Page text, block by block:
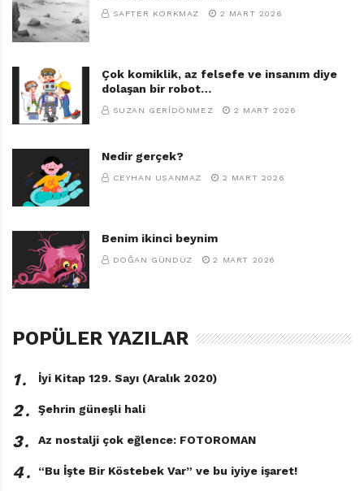
SAFTER KORKMAZ 2 MART 2026
Çok komiklik, az felsefe ve insanım diye
dolaşan bir robot…
SUZAN GERIDÖNMEZ 2 MART 2026
Nedir gerçek?
CEYHAN USANMAZ 2 MART 2026
Benim ikinci beynim
DOĞAN GÜNDÜZ 2 MART 2026
POPÜLER YAZILAR
1․ İyi Kitap 129. Sayı (Aralık 2020)
2․ Şehrin güneşli hali
3․ Az nostalji çok eğlence: FOTOROMAN
4․ “Bu İşte Bir Köstebek Var” ve bu iyiye işaret!